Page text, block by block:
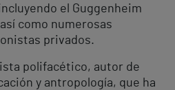
el Guggenheim
como numerosas
privados.
polifacético, autor de
y antropología, que ha